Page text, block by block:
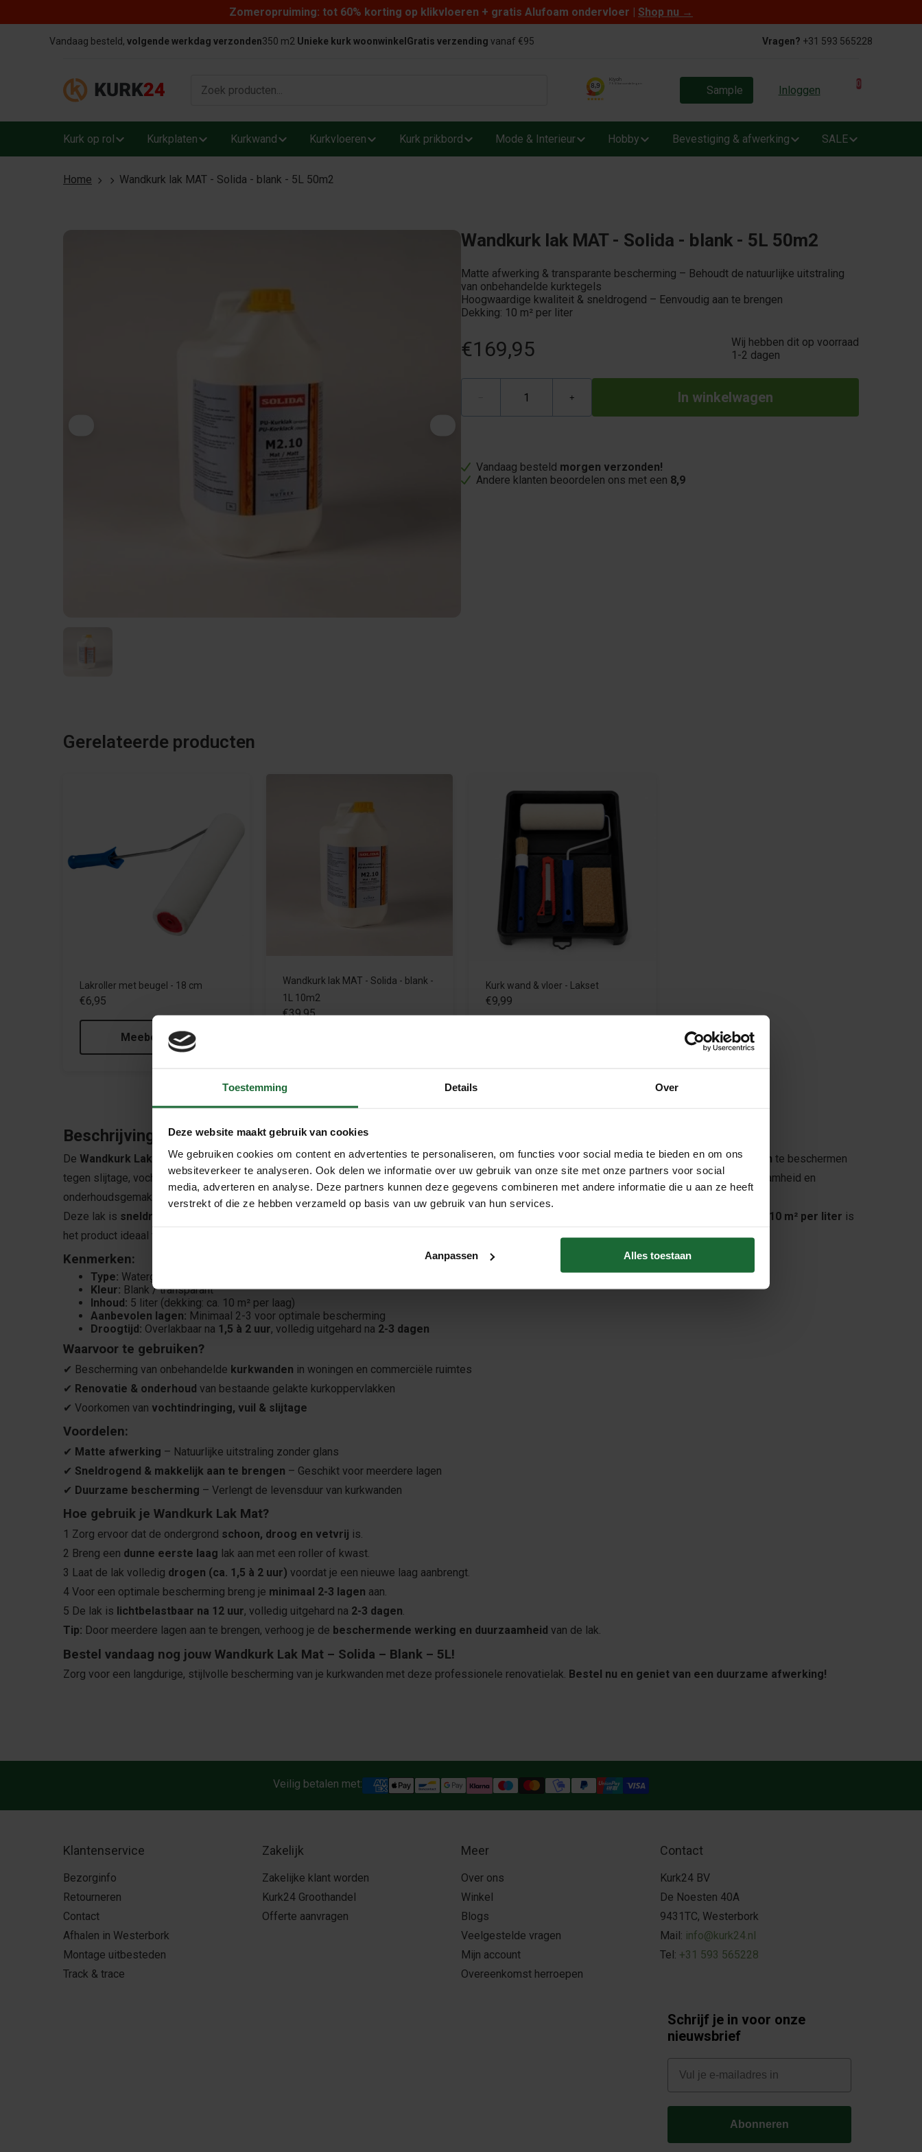
Toestemming Details Over
Deze website maakt gebruik van cookies
We gebruiken cookies om content en advertenties te personaliseren, om functies voor social media te bieden en om ons
websiteverkeer te analyseren. Ook delen we informatie over uw gebruik van onze site met onze partners voor social
media, adverteren en analyse. Deze partners kunnen deze gegevens combineren met andere informatie die u aan ze heeft
verstrekt of die ze hebben verzameld op basis van uw gebruik van hun services.
Aanpassen Alles toestaan
Zomeropruiming: tot 60% korting op klikvloeren + gratis Alufoam ondervloer | Shop nu →
Vandaag besteld, volgende werkdag verzonden350 m2 Unieke kurk woonwinkel Gratis verzending vanaf €95 Vragen? +31 593 565228
Sample Inloggen 0
Kurk op rol Kurkplaten Kurkwand Kurkvloeren Kurk prikbord Mode & Interieur Hobby Bevestiging & afwerking SALE
Home Wandkurk lak MAT - Solida - blank - 5L 50m2
Wandkurk lak MAT - Solida - blank - 5L 50m2
Matte afwerking & transparante bescherming – Behoudt de natuurlijke uitstraling
van onbehandelde kurktegels
Hoogwaardige kwaliteit & sneldrogend – Eenvoudig aan te brengen
Dekking: 10 m² per liter
€169,95
Wij hebben dit op voorraad
1-2 dagen
+
Vandaag besteld morgen verzonden!
Andere klanten beoordelen ons met een 8,9
Gerelateerde producten
Lakroller met beugel - 18 cm
€6,95
Meebestellen
Wandkurk lak MAT - Solida - blank -
1L 10m2
€39,95
Kurk wand & vloer - Lakset
€9,99
Beschrijving
De Wandkurk Lak Mat – Solida – Blank – 5Lis een hoogwaardige,watergedragen lakdie speciaal is ontwikkeld om onbehandeldekurkwanden te beschermen
tegen slijtage, vocht en vuil. Met een matte, transparante afwerking behoudt de wand zijn natuurlijke uitstraling, terwijl de lak zorgt voor extra duurzaamheid en
onderhoudsgemak.
Deze lak is sneldrogend 10 m² per liter is
het product ideaal voor diverse toepassingen in woningen, kantoren en commerciële ruimtes.
Kenmerken:
Type: Watergedragen, matte lak
Kleur: Blank / transparant
Inhoud: 5 liter (dekking: ca. 10 m² per laag)
Aanbevolen lagen: Minimaal 2-3 voor optimale bescherming
Droogtijd: Overlakbaar na 1,5 à 2 uur, volledig uitgehard na 2-3 dagen
Waarvoor te gebruiken?
✔ Bescherming van onbehandelde kurkwanden in woningen en commerciële ruimtes
✔ Renovatie & onderhoud van bestaande gelakte kurkoppervlakken
✔ Voorkomen van vochtindringing, vuil & slijtage
Voordelen:
✔ Matte afwerking – Natuurlijke uitstraling zonder glans
✔ Sneldrogend & makkelijk aan te brengen – Geschikt voor meerdere lagen
✔ Duurzame bescherming – Verlengt de levensduur van kurkwanden
Hoe gebruik je Wandkurk Lak Mat?
1 Zorg ervoor dat de ondergrond schoon, droog en vetvrij is.
2 Breng een dunne eerste laag lak aan met een roller of kwast.
3 Laat de lak volledig drogen (ca. 1,5 à 2 uur) voordat je een nieuwe laag aanbrengt.
4 Voor een optimale bescherming breng je minimaal 2-3 lagen aan.
5 De lak is lichtbelastbaar na 12 uur, volledig uitgehard na 2-3 dagen.
Tip: Door meerdere lagen aan te brengen, verhoog je de beschermende werking en duurzaamheid van de lak.
Bestel vandaag nog jouw Wandkurk Lak Mat – Solida – Blank – 5L!
Zorg voor een langdurige, stijlvolle bescherming van je kurkwanden met deze professionele renovatielak. Bestel nu en geniet van een duurzame afwerking!
Veilig betalen met:
Klantenservice
Bezorginfo
Retourneren
Contact
Afhalen in Westerbork
Montage uitbesteden
Track & trace
Zakelijk
Zakelijke klant worden
Kurk24 Groothandel
Offerte aanvragen
Meer
Over ons
Winkel
Blogs
Veelgestelde vragen
Mijn account
Overeenkomst herroepen
Contact
Kurk24 BV
De Noesten 40A
9431TC, Westerbork
Mail: info@kurk24.nl
Tel: +31 593 565228
Schrijf je in voor onze
nieuwsbrief
E-mail
Abonneren